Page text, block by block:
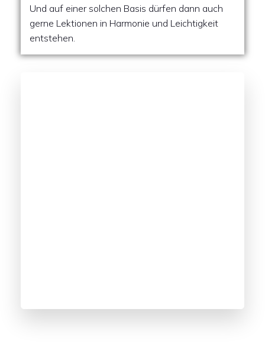
Und auf einer solchen Basis dürfen dann auch
gerne Lektionen in Harmonie und Leichtigkeit
entstehen.